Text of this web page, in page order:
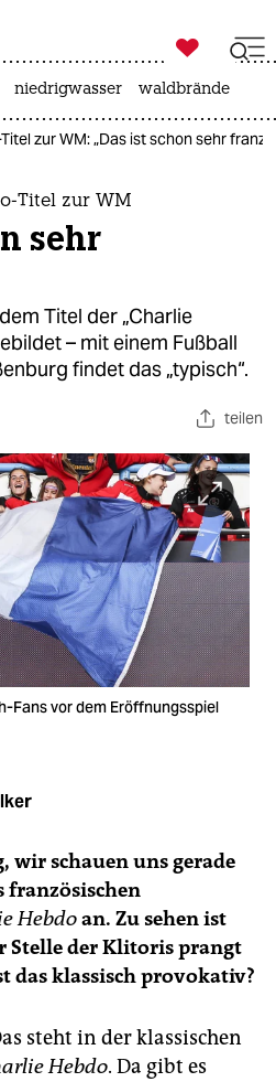
ich
ich

taz zahl ich
niedrigwasser waldbrände
zur WM: „Das ist schon sehr
Titel zur WM
sehr
Titel der „Charlie
– mit einem Fußball
findet das „typisch“.
teilen
Fans vor dem Eröffnungsspiel
wir schauen uns gerade
französischen
Hebdoan. Zu sehen ist
Stelle der Klitoris prangt
das klassisch provokativ?
steht in der klassischen
Hebdo. Da gibt es